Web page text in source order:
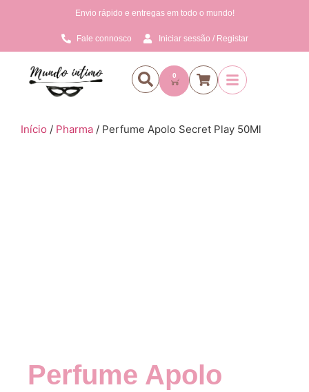
Envio rápido e entregas em todo o mundo!
Fale connosco Iniciar sessão / Registar
0
Início / Pharma / Perfume Apolo Secret Play 50Ml
Perfume Apolo